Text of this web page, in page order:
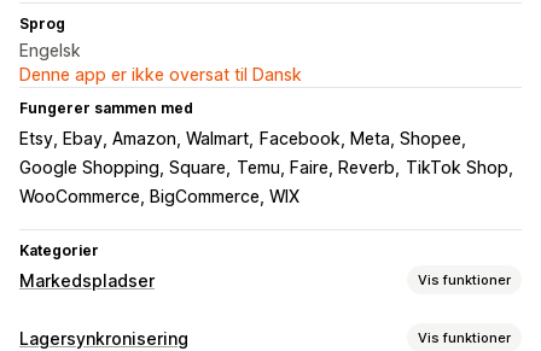
Sprog
Engelsk
Denne app er ikke oversat til Dansk
Fungerer sammen med
Etsy, Ebay, Amazon, Walmart
Facebook, Meta, Shopee
Google Shopping, Square
Temu, Faire, Reverb
TikTok Shop
WooCommerce, BigCommerce, WIX
Kategorier
Markedspladser Vis funktioner
Håndtering af fortegnelse
Lagersynkronisering Vis funktioner